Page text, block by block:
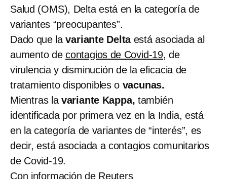
Salud (OMS), Delta está en la categoría de
variantes “preocupantes”.
Dado que la variante Delta está asociada al
aumento decontagios de Covid-19, de
virulencia y disminución de la eficacia de
tratamiento disponibles o vacunas.
Mientras lavariante Kappa, también
identificada por primera vez en la India, está
en la categoría de variantes de “interés”, es
decir, está asociada a contagios comunitarios
de Covid-19.
Con información de Reuters